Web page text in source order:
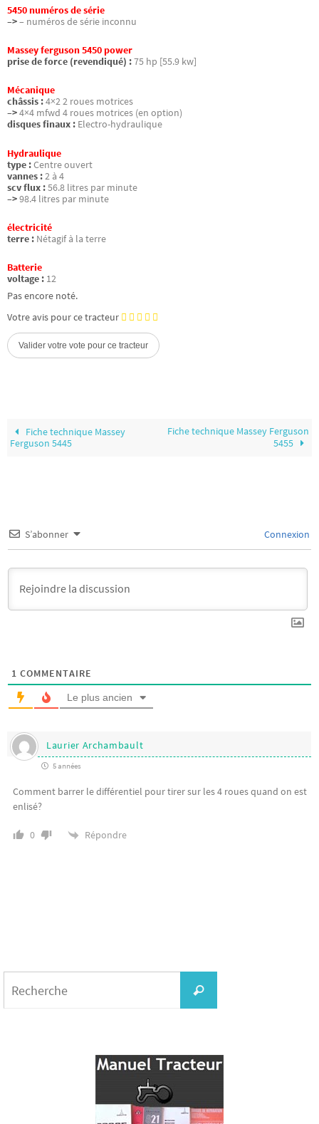
5450 numéros de série
–>– numéros de série inconnu
Massey ferguson 5450 power
prise de force (revendiqué) :75 hp [55.9 kw]
Mécanique
châssis :4×2 2 roues motrices
–>4×4 mfwd 4 roues motrices (en option)
disques finaux : Electro-hydraulique
Hydraulique
type :Centre ouvert
vannes :2 à 4
scv flux :56.8 litres par minute
–>98.4 litres par minute
électricité
terre : Nétagif à la terre
Batterie
voltage : 12
Pas encore noté.
Votre avis pour ce tracteur
Fiche technique Massey
Ferguson 5445
Fiche technique Massey Ferguson
5455
S’abonner Connexion
1 COMMENTAIRE
Le plus ancien
Laurier Archambault
5 années
Comment barrer le différentiel pour tirer sur les 4 roues quand on est
enlisé?
0 Répondre
Recherche